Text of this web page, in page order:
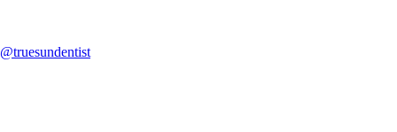
@truesundentist